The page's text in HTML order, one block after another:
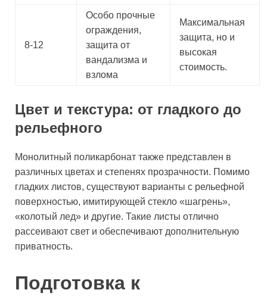
8-12
Особо прочные
ограждения,
защита от
вандализма и
взлома
Максимальная
защита, но и
высокая
стоимость.
Цвет и текстура: от гладкого до
рельефного
Монолитный поликарбонат также представлен в
различных цветах и степенях прозрачности. Помимо
гладких листов, существуют варианты с рельефной
поверхностью, имитирующей стекло «шагрень»,
«колотый лед» и другие. Такие листы отлично
рассеивают свет и обеспечивают дополнительную
приватность.
Подготовка к